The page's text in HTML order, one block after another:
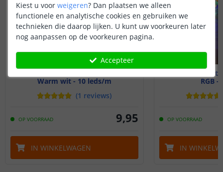
Warm wit - 10 leds/m
(1 reviews)
OP VOORRAAD 9,95
IN WINKELWAGEN
USB
RGB -
OP VOORRAAD
IN
Kiest u voor weigeren? Dan plaatsen we alleen
functionele en analytische cookies en gebruiken we
technieken die daarop lijken. U kunt uw voorkeuren later
nog aanpassen op de voorkeuren pagina.
Accepteer